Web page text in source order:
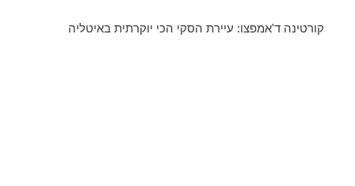
קורטינה ד'אמפצו: עיירת הסקי הכי יוקרתית באיטליה